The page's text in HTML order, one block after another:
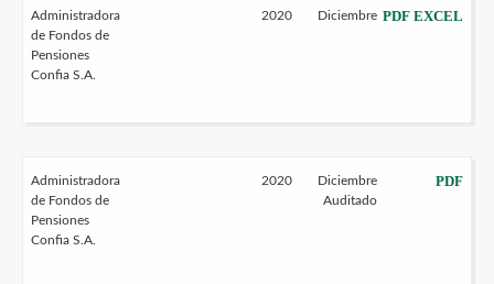
Administradora
de Fondos de
Pensiones
Confia S.A.
2020 Diciembre PDF EXCEL
Administradora
de Fondos de
Pensiones
Confia S.A.
2020
Diciembre
Auditado
PDF